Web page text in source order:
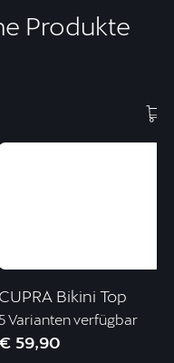
Produkte
CUPRA Bikini Top
5 Varianten verfügbar
€ 59,90